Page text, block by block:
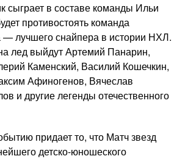
сыграет в составе команды Ильи
противостоять команда
— лучшего снайпера в истории НХЛ.
лед выйдут Артемий Панарин,
Каменский, Василий Кошечкин,
Афиногенов, Вячеслав
и другие легенды отечественного
придает то, что Матч звезд
детско-юношеского